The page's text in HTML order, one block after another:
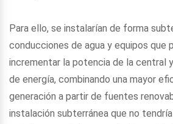
Para ello, se instalarían de forma
conducciones de agua y equipos que
incrementar la potencia de la central
de energía, combinando una mayor
generación a partir de fuentes
instalación subterránea que no